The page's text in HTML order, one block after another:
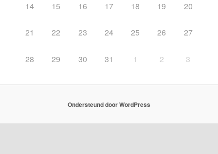
14 15 16 17 18 19 20
21 22 23 24 25 26 27
28 29 30 31 1 2 3
Ondersteund door WordPress